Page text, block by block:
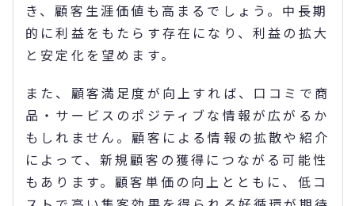
き、顧客生涯価値も高まるでしょう。中長期
的に利益をもたらす存在になり、利益の拡大
と安定化を望めます。
また、顧客満足度が向上すれば、口コミで商
品・サービスのポジティブな情報が広がるか
もしれません。顧客による情報の拡散や紹介
によって、新規顧客の獲得につながる可能性
もあります。顧客単価の向上とともに、低コ